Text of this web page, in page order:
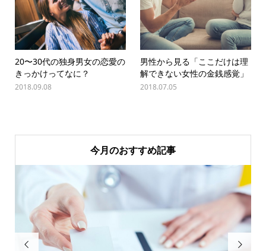
20〜30代の独身男女の恋愛の
きっかけってなに？
2018.09.08
男性から見る「ここだけは理
解できない女性の金銭感覚」
2018.07.05
今月のおすすめ記事
 